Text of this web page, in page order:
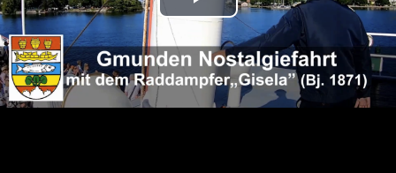
Play
Video